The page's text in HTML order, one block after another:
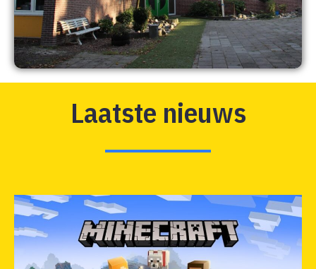
Laatste nieuws